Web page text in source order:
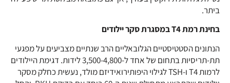
ביתר.
בחינת רמת T4 במסגרת סקר יילודים
הנתונים הסטטיסטיים הגלובאליים הרב שנתיים מצביעים על מפגעי
תת-תריסיות בתחום של אחד ל-3,500-4,800 לידות. דגימת היילודים
לרמות T4 ו-TSH לגילוי היפותירואידיזם מולד, נעשית כחלק מסקר